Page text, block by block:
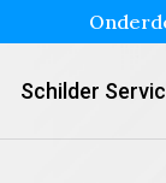
Schilder